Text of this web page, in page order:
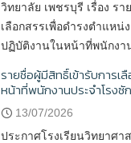
วิทยาลัย เพชรบุรี เรื่อง รา
เลือกสรรเพื่อดำรงตำแหน่
ปฏิบัติงานในหน้าที่พนักงา
รายชื่อผู้มีสิทธิ์เข้ารับการเ
หน้าที่พนักงานประจำโรงซั
13/07/2026
ประกาศโรงเรียนวิทยาศ